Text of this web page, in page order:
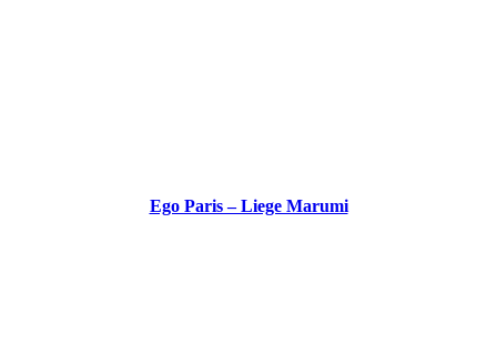
Ego Paris – Liege Marumi